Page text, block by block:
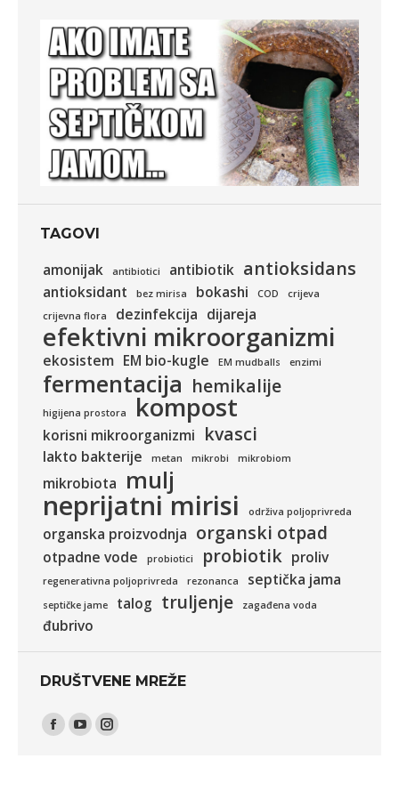
TAGOVI
amonijak antibiotici antibiotik antioksidans
antioksidant bez mirisa bokashi COD
crijeva
crijevna flora
dezinfekcija dijareja
efektivni mikroorganizmi
ekosistem EM bio-kugle EM mudballs enzimi
fermentacija hemikalije
higijena prostora kompost
korisni mikroorganizmi kvasci
lakto bakterije metan mikrobi mikrobiom
mikrobiota mulj
neprijatni mirisi održiva poljoprivreda
organska proizvodnja organski otpad
otpadne vode probiotici probiotik proliv
regenerativna poljoprivreda rezonanca septička jama
septičke jame talog truljenje zagađena voda
đubrivo
DRUŠTVENE MREŽE
Find us on:
Facebook
YouTubeInstagram